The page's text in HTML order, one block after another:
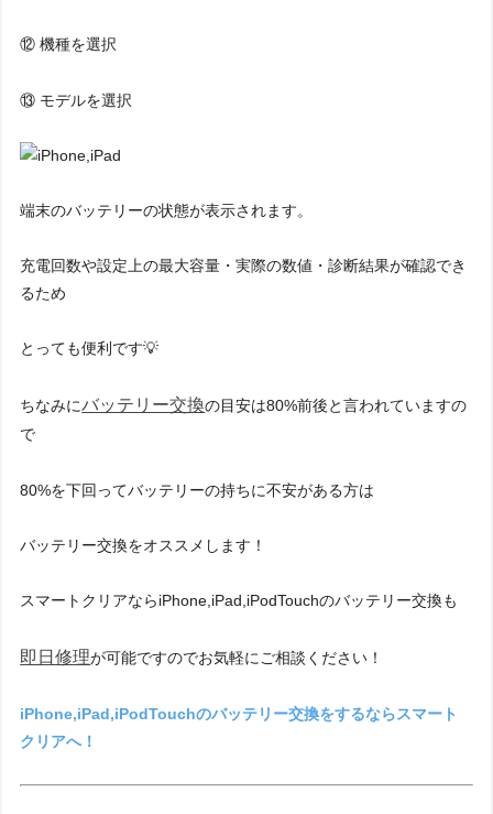
⑫ 機種を選択
⑬ モデルを選択
端末のバッテリーの状態が表示されます。
充電回数や設定上の最大容量・実際の数値・診断結果が確認でき
るため
とっても便利です💡
ちなみにバッテリー交換の目安は80%前後と言われていますの
で
80%を下回ってバッテリーの持ちに不安がある方は
バッテリー交換をオススメします！
スマートクリアならiPhone,iPad,iPodTouchのバッテリー交換も
即日修理が可能ですのでお気軽にご相談ください！
iPhone,iPad,iPodTouchのバッテリー交換をするならスマート
クリアへ！